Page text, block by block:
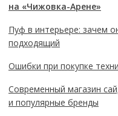
на «Чижовка-Арене»
Пуф в интерьере: зачем
подходящий
Ошибки при покупке
Современный магазин
и популярные бренды